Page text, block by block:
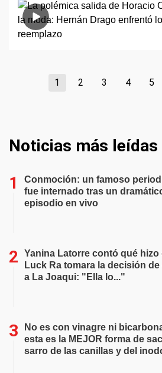
1 2 3 4 5
Noticias más leídas
Conmoción: un famoso
fue internado tras un
episodio en vivo
Yanina Latorre contó qué hizo
Luck Ra tomara la decisión de
a La Joaqui: "Ella lo..."
No es con vinagre ni
esta es la MEJOR forma de
sarro de las canillas y del